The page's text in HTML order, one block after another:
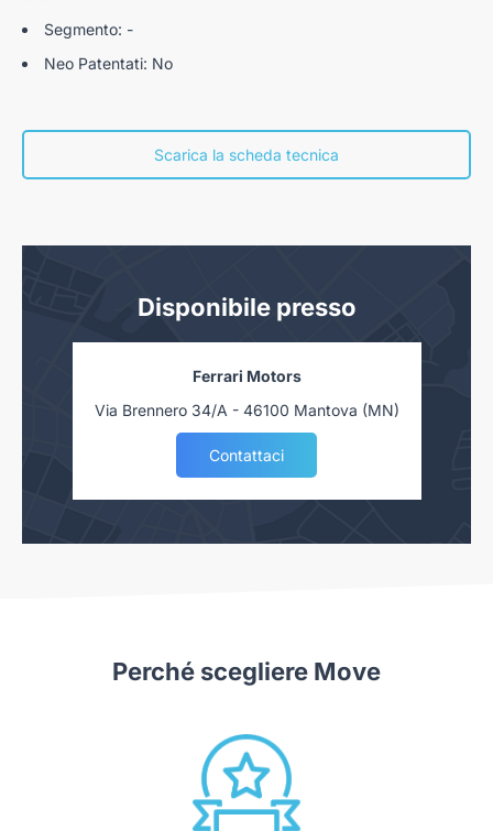
Segmento: -
Neo Patentati: No
Scarica la scheda tecnica
Disponibile presso
Ferrari Motors
Via Brennero 34/A - 46100 Mantova (MN)
Contattaci
Perché scegliere Move